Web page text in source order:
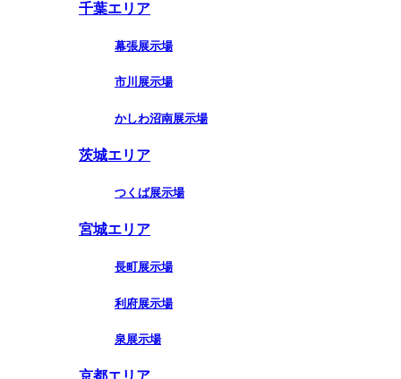
千葉エリア
幕張展示場
市川展示場
かしわ沼南展示場
茨城エリア
つくば展示場
宮城エリア
長町展示場
利府展示場
泉展示場
京都エリア